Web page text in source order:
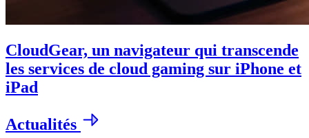
CloudGear, un navigateur qui transcende
les services de cloud gaming sur iPhone et
iPad
Actualités